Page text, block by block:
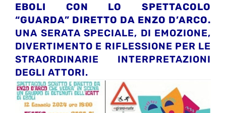
EBOLI CON LO SPETTACOLO
“GUARDA” DIRETTO DA ENZO D’ARCO.
UNA SERATA SPECIALE, DI EMOZIONE,
DIVERTIMENTO E RIFLESSIONE PER LE
STRAORDINARIE INTERPRETAZIONI
DEGLI ATTORI.